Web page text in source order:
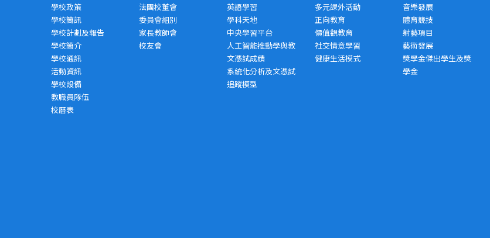
學校政策
學校簡訊
學校計劃及報告
學校簡介
學校通訊
活動資訊
學校設備
教職員隊伍
校曆表
法團校董會
委員會組別
家長教師會
校友會
英語學習
學科天地
中央學習平台
人工智能推動學與教
文憑試成績
系統化分析及文憑試
追蹤模型
多元課外活動
正向教育
價值觀教育
社交情意學習
健康生活模式
音樂發展
體育競技
射藝項目
藝術發展
獎學金傑出學生及獎
學金